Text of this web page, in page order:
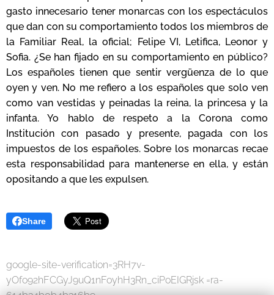
gasto innecesario tener monarcas con los espectáculos
que dan con su comportamiento todos los miembros de
la Familiar Real, la oficial; Felipe VI, Letifica, Leonor y
Sofia. ¿Se han fijado en su comportamiento en público?
Los españoles tienen que sentir vergüenza de lo que
oyen y ven. No me refiero a los españoles que solo ven
como van vestidas y peinadas la reina, la princesa y la
infanta. Yo hablo de respeto a la Corona como
Institución con pasado y presente, pagada con los
impuestos de los españoles. Sobre los monarcas recae
esta responsabilidad para mantenerse en ella, y están
opositando a que les expulsen.
Share
google-site-verification=3RH7v-
yOfo92hFCGyJ9uQ1nFoyhH3Rn_ciPoEIGRjsk =ra-